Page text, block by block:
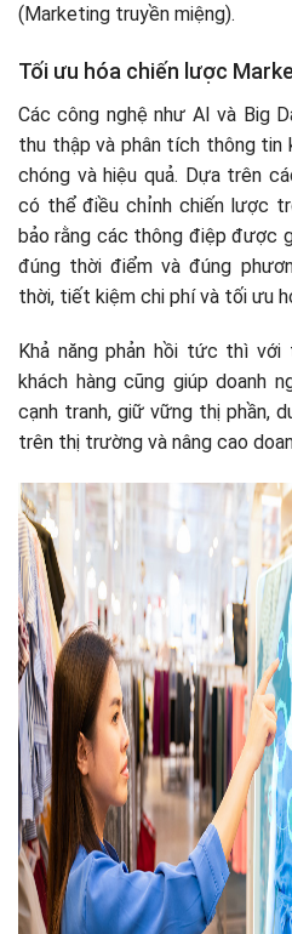
(Marketing truyền miệng).
Tối ưu hóa chiến lược
Các công nghệ như AI và Big
thu thập và phân tích thông tin
chóng và hiệu quả. Dựa trên
có thể điều chỉnh chiến lược
bảo rằng các thông điệp được
đúng thời điểm và đúng
thời, tiết kiệm chi phí và tối ưu
Khả năng phản hồi tức thì
khách hàng cũng giúp doanh
cạnh tranh, giữ vững thị phần,
trên thị trường và nâng cao